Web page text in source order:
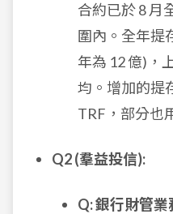
合約已於 8 月
圍內。全年提
年為 12 億)，
均。增加的提
TRF，部分也
Q2 (羣益投信):
Q: 銀行財管